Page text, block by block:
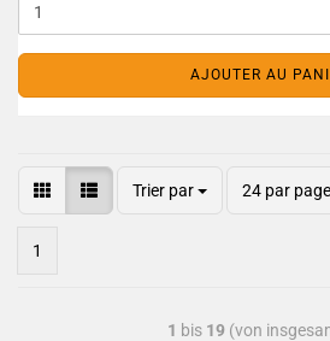
AJOUTER AU
Trier par 24 par page
1
1 bis 19(von